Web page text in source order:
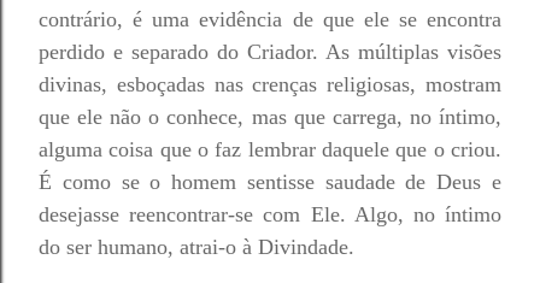
contrário, é uma evidência de que ele se encontra
perdido e separado do Criador. As múltiplas visões
divinas, esboçadas nas crenças religiosas, mostram
que ele não o conhece, mas que carrega, no íntimo,
alguma coisa que o faz lembrar daquele que o criou.
É como se o homem sentisse saudade de Deus e
desejasse reencontrar-se com Ele. Algo, no íntimo
do ser humano, atrai-o à Divindade.